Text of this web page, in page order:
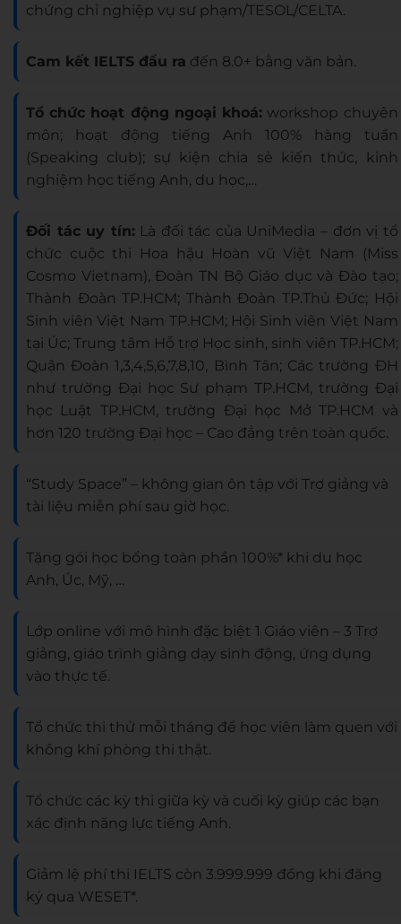
chứng chỉ nghiệp vụ sư phạm/TESOL/CELTA.
Cam kết IELTS đầu ra đến 8.0+ bằng văn bản.
Tổ chức hoạt động ngoại khoá: workshop chuyên
môn; hoạt động tiếng Anh 100% hàng tuần
(Speaking club); sự kiện chia sẻ kiến thức, kinh
nghiệm học tiếng Anh, du học,…
Đối tác uy tín:Là đối tác của UniMedia – đơn vị tổ
chức cuộc thi Hoa hậu Hoàn vũ Việt Nam (Miss
Cosmo Vietnam), Đoàn TN Bộ Giáo dục và Đào tạo;
Thành Đoàn TP.HCM; Thành Đoàn TP.Thủ Đức; Hội
Sinh viên Việt Nam TP.HCM; Hội Sinh viên Việt Nam
tại Úc; Trung tâm Hỗ trợ Học sinh, sinh viên TP.HCM;
Quận Đoàn 1,3,4,5,6,7,8,10, Bình Tân; Các trường ĐH
như trường Đại học Sư phạm TP.HCM, trường Đại
học Luật TP.HCM, trường Đại học Mở TP.HCM và
hơn 120 trường Đại học – Cao đẳng trên toàn quốc.
“Study Space” – không gian ôn tập với Trợ giảng và
tài liệu miễn phí sau giờ học.
Tặng gói học bổng toàn phần 100%* khi du học
Anh, Úc, Mỹ, …
Lớp online với mô hình đặc biệt 1 Giáo viên – 3 Trợ
giảng, giáo trình giảng dạy sinh động, ứng dụng
vào thực tế.
Tổ chức thi thử mỗi tháng để học viên làm quen với
không khí phòng thi thật.
Tổ chức các kỳ thi giữa kỳ và cuối kỳ giúp các bạn
xác định năng lực tiếng Anh.
Giảm lệ phí thi IELTS còn 3.999.999 đồng khi đăng
ký qua WESET*.